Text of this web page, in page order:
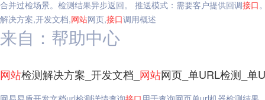
合并过检场景。检测结果异步返回。 推送模式：需要客户提供回调接口
解决方案,开发文档,网站网页,接口调用概述
来自：帮助中心
网站检测解决方案_开发文档_ 网站网页_单URL检测_单